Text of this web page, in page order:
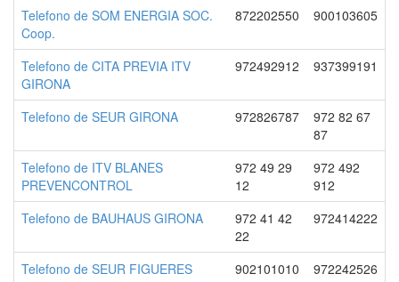
Telefono de SOM ENERGIA SOC.
Coop.
872202550 900103605
Telefono de CITA PREVIA ITV
GIRONA
972492912 937399191
Telefono de SEUR GIRONA 972826787
972 82 67
87
Telefono de ITV BLANES
PREVENCONTROL
972 49 29
12
972 492
912
Telefono de BAUHAUS GIRONA
972 41 42
22
972414222
Telefono de SEUR FIGUERES 902101010
972242526